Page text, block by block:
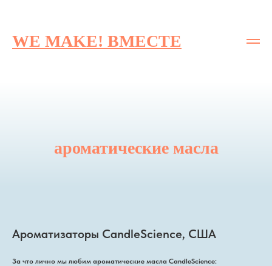
WE MAKE! ВМЕСТЕ
ароматические масла
Ароматизаторы CandleScience, США
За что лично мы любим ароматические масла CandleScience: